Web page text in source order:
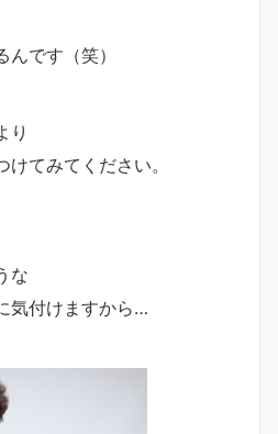
です（笑）
り
てみてください。
な
気付けますから…